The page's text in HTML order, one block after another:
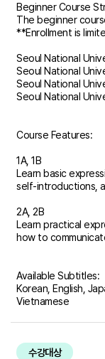
Beginner Course
The beginner
**Enrollment is
Seoul National
Seoul National
Seoul National
Seoul National
Course Features:
1A, 1B
Learn basic
self-introductions,
2A, 2B
Learn practical
how to
Available Subtitles:
Korean, English,
Vietnamese
수강대상